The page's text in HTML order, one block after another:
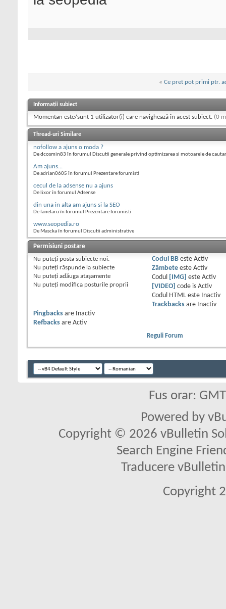
« Ce pret pot primi ptr.
Informații subiect
Momentan este/sunt 1 utilizator(i) care navighează în acest subiect. (0
Thread-uri Similare
nofollow a ajuns o moda ?
De dcosmin83 în forumul Discutii generale privind optimizarea si motoarele de
Am ajuns...
De adrian0605 în forumul Prezentare forumisti
cecul de la adsense nu a ajuns
De lixor în forumul Adsense
din una in alta am ajuns si la SEO
De fanelaru în forumul Prezentare forumisti
www.seopedia.ro
De Mascka în forumul Discutii administrative
Permisiuni postare
Nu puteţi posta subiecte noi.
Nu puteţi răspunde la subiecte
Nu puteţi adăuga ataşamente
Nu puteţi modifica posturile proprii
Codul BBeste Activ
Zâmbeteeste Activ
Codul
[IMG] este Activ
[VIDEO] code is Activ
Codul HTML este
Inactiv
Trackbacksare
Inactiv
Pingbacks are
Inactiv
Refbacks are Activ
Reguli Forum
Fus orar:
Powered by
Copyright © 2026 vBulletin
Search Engine
Traducere
Copyright